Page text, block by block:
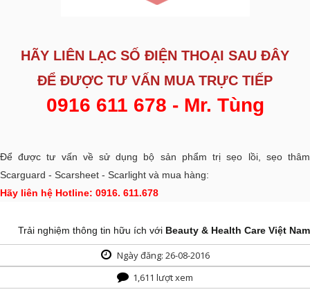
HÃY LIÊN LẠC SỐ ĐIỆN THOẠI SAU ĐÂY
ĐỂ ĐƯỢC TƯ VẤN MUA TRỰC TIẾP
0916 611 678 - Mr. Tùng
Để được tư vấn về sử dụng bộ sản phẩm trị sẹo lồi, sẹo thâm
Scarguard - Scarsheet - Scarlight và mua hàng:
Hãy liên hệ Hotline: 0916. 611.678
Trải nghiệm thông tin hữu ích với Beauty & Health Care Việt Nam
Ngày đăng: 26-08-2016
1,611 lượt xem